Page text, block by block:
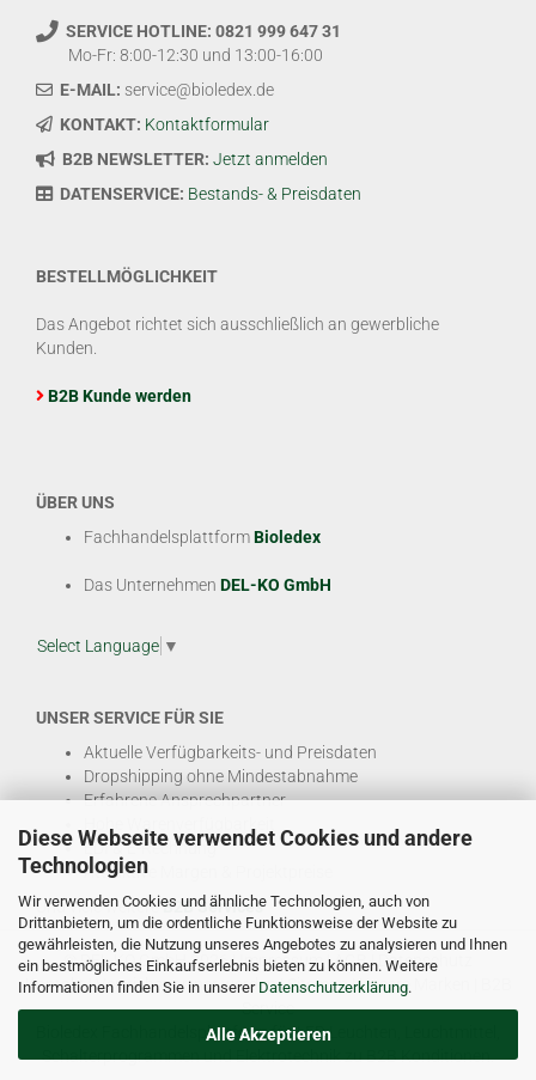
Diese Webseite verwendet Cookies und andere
Technologien
Wir verwenden Cookies und ähnliche Technologien, auch von
Drittanbietern, um die ordentliche Funktionsweise der Website zu
gewährleisten, die Nutzung unseres Angebotes zu analysieren und Ihnen
ein bestmögliches Einkaufserlebnis bieten zu können. Weitere
Informationen finden Sie in unserer Datenschutzerklärung.
Alle Akzeptieren
SERVICE HOTLINE: 0821 999 647 31
Mo-Fr: 8:00-12:30 und 13:00-16:00
E-MAIL: service@bioledex.de
KONTAKT: Kontaktformular
B2B NEWSLETTER: Jetzt anmelden
DATENSERVICE: Bestands- & Preisdaten
BESTELLMÖGLICHKEIT
Das Angebot richtet sich ausschließlich an gewerbliche
Kunden.
B2B Kunde werden
ÜBER UNS
FachhandelsplattformBioledex
Das Unternehmen DEL-KO GmbH
Select Language ▼
UNSER SERVICE FÜR SIE
Aktuelle Verfügbarkeits- und Preisdaten
Dropshipping ohne Mindestabnahme
Erfahrene Ansprechpartner
EDI & E-Rechnung
Attraktive Margen & Projektpreise
Und viele weitereB2B Services
© DEL-KO GmbH 2026 |Impressum|AGB| Datenschutz
Kontakt|Vertriebspartner werden|Sitemap|Unsere Marken
Service
Bioledex Fachhandelsplattform für LED Leuchten, Leuchtmittel,
Schalterprogrammen und Elektrotechnik zu B2B Konditionen.